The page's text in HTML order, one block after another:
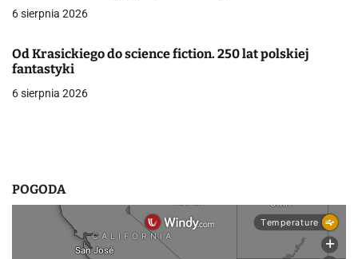
p
s
u
6 sierpnia 2026
Od Krasickiego do science fiction. 250 lat polskiej
fantastyki
6 sierpnia 2026
POGODA